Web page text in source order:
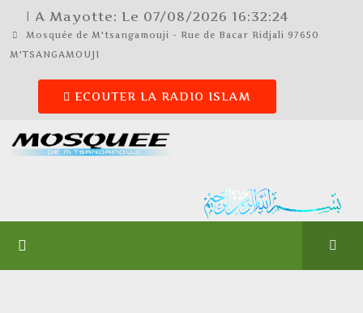
| A Mayotte: Le 07/08/2026 16:32:25
Mosquée de M'tsangamouji - Rue de Bacar Ridjali 97650
M'TSANGAMOUJI
ECOUTER LA RADIO ISLAM